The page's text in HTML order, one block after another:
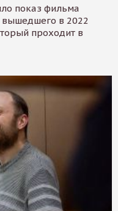
показ фильма
вышедшего в 2022
проходит в